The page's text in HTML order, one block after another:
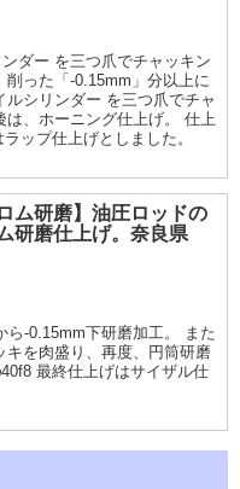
ダー を三つ爪でチャッキン
った「-0.15mm」分以上に
シリンダー を三つ爪でチャ
は、ホーニング仕上げ。 仕上
ップ仕上げとしました。
ム研磨】油圧ロッドの
研磨仕上げ。奈良県
-0.15mm下研磨加工。 また
を肉盛り、再度、円筒研磨
最終仕上げはサイザル仕